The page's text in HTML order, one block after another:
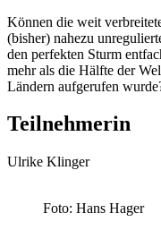
Können die weit
(bisher) nahezu
den perfekten Sturm
mehr als die Hälfte der
Ländern aufgerufen
Teilnehmerin
Ulrike Klinger
Foto: Hans Hager